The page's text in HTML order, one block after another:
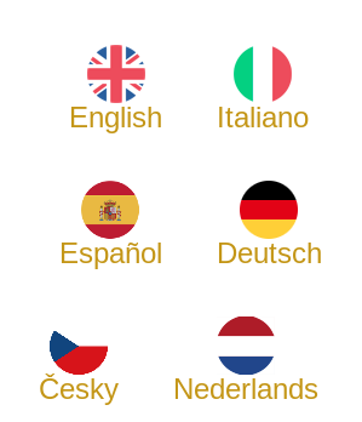
English Italiano
Español Deutsch
Česky Nederlands